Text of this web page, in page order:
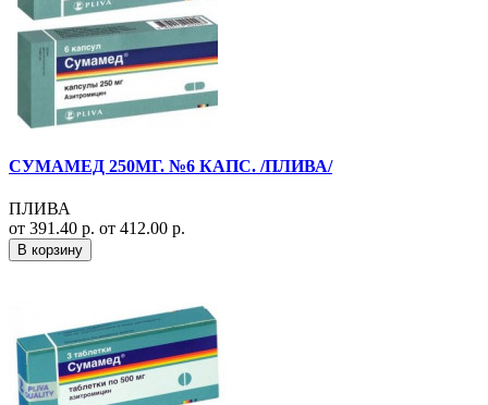
СУМАМЕД 250МГ. №6 КАПС. /ПЛИВА/
ПЛИВА
от 391.40 р. от 412.00 р.
В корзину